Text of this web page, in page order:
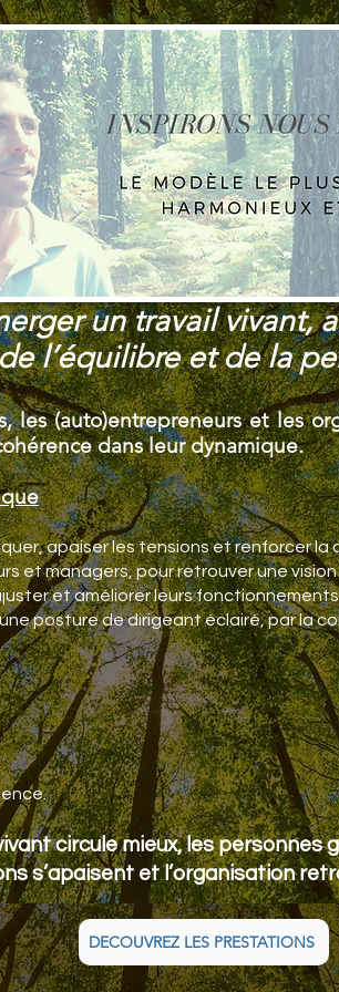
un travail vivant,
l’équilibre et de la
les (auto)entrepreneurs et les
dans leur dynamique.
apaiser les tensions et renforcer la
et managers, pour retrouver une
et améliorer leurs
posture de dirigeant éclairé, par la
circule mieux, les personnes
s’apaisent et l’organisation
DECOUVREZ LES PRESTATIONS